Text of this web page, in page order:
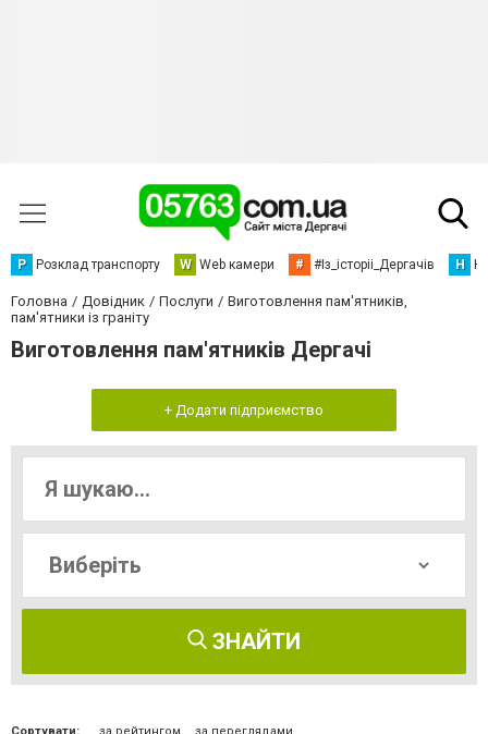
Р Розклад транспорту W Web камери # #Із_історіі_Дергачів Н
Головна Довідник Послуги
Виготовлення пам'ятників,
пам'ятники із граніту
Виготовлення пам'ятників Дергачі
+ Додати підприємство
ЗНАЙТИ